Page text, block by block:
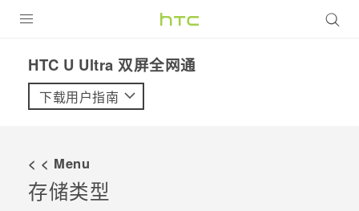
VIVE
支持帮助
在线客服
HTC U Ultra 双屏全网通‎
下载用户指南
< < Menu
存储类型